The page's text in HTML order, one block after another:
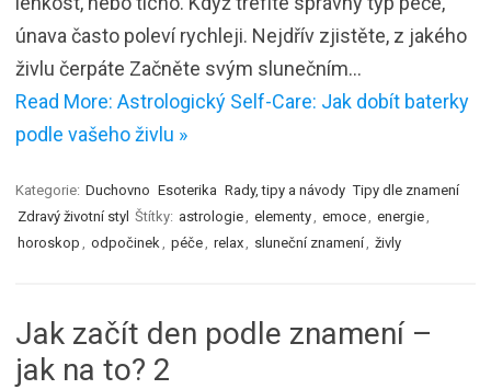
únava často poleví rychleji. Nejdřív zjistěte, z jakého
živlu čerpáte Začněte svým slunečním…
Read More: Astrologický Self-Care: Jak dobít baterky
podle vašeho živlu »
Kategorie: Duchovno Esoterika Rady, tipy a návody Tipy dle znamení
Zdravý životní styl Štítky: astrologie elementy emoce energie
horoskop
odpočinek péče relax sluneční znamení živly
Jak začít den podle znamení –
jak na to? 2